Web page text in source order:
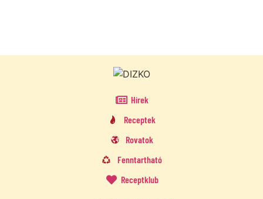
Hírek
Receptek
Rovatok
Fenntartható
Receptklub